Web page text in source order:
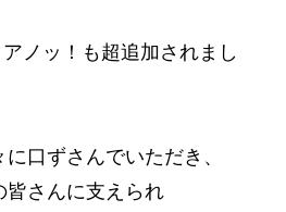
ノッ！も超追加されまし
口ずさんでいただき、
皆さんに支えられ